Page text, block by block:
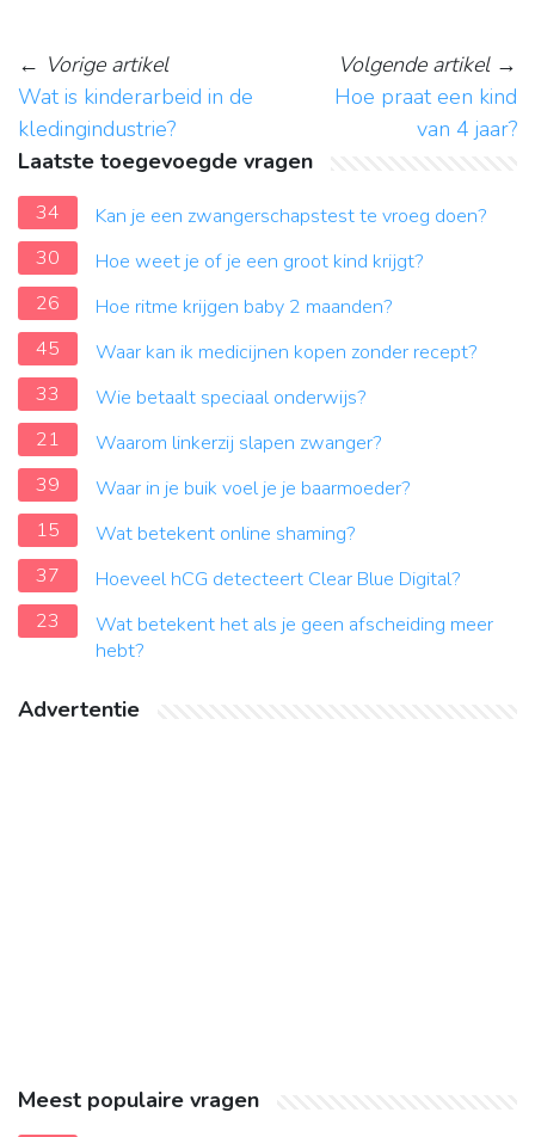
← Vorige artikel
Wat is kinderarbeid in de
kledingindustrie?
Volgende artikel→
Hoe praat een kind
van 4 jaar?
Laatste toegevoegde vragen
34
Kan je een zwangerschapstest te vroeg doen?
30
Hoe weet je of je een groot kind krijgt?
26
Hoe ritme krijgen baby 2 maanden?
45
Waar kan ik medicijnen kopen zonder recept?
33
Wie betaalt speciaal onderwijs?
21
Waarom linkerzij slapen zwanger?
39
Waar in je buik voel je je baarmoeder?
15
Wat betekent online shaming?
37
Hoeveel hCG detecteert Clear Blue Digital?
23
Wat betekent het als je geen afscheiding meer
hebt?
Advertentie
Meest populaire vragen